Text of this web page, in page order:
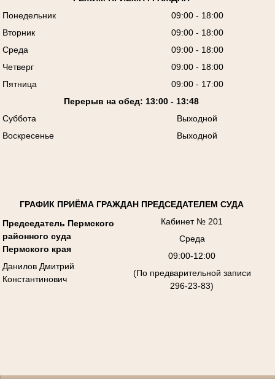
Понедельник
09:00 - 18:00
Вторник
09:00 - 18:00
Среда
09:00 - 18:00
Четверг
09:00 - 18:00
Пятница
09:00 - 17:00
Перерыв на обед: 13:00 - 13:48
Суббота
Выходной
Воскресенье
Выходной
ГРАФИК ПРИЁМА ГРАЖДАН ПРЕДСЕДАТЕЛЕМ СУДА
Председатель Пермского
районного суда
Пермского края
Данилов Дмитрий
Константинович
Кабинет № 201
Среда
09:00-12:00
(По предварительной записи
296-23-83)